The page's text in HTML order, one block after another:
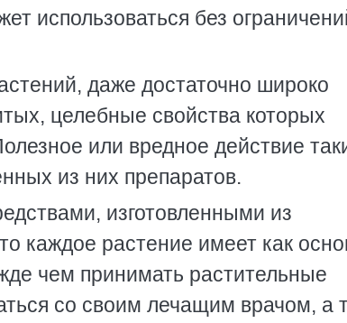
использоваться без
даже достаточно широко
целебные свойства которых
или вредное действие
из них препаратов.
изготовленными из
каждое растение имеет как
чем принимать растительные
со своим лечащим врачом, а